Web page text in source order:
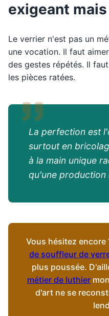
exigeant
Le verrier n'est pas un
une vocation. Il faut
des gestes répétés. Il
les pièces ratées.
La perfection est
surtout en
à la main unique
qu'une production
Vous hésitez encore
de souffleur de
plus poussée.
métier de luthier
d'art ne se